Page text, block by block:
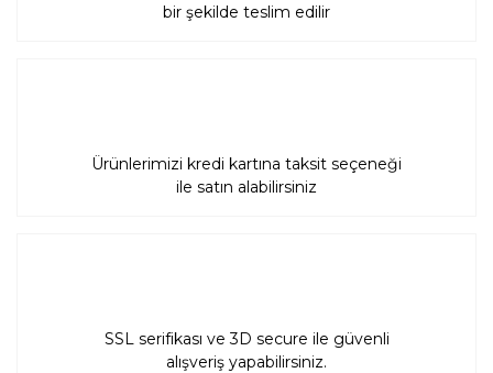
bir şekilde teslim edilir
Ürünlerimizi kredi kartına taksit seçeneği
ile satın alabilirsiniz
SSL serifikası ve 3D secure ile güvenli
alışveriş yapabilirsiniz.